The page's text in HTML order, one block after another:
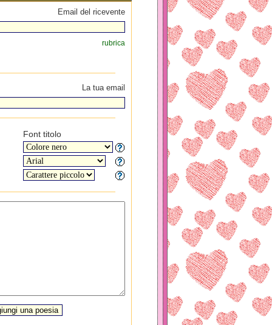
Email del ricevente
rubrica
La tua email
Font titolo